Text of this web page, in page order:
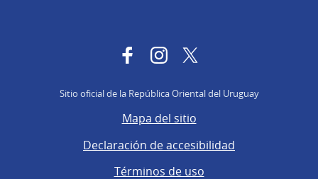
FacebookInstagram
Sitio oficial de la República Oriental del Uruguay
Mapa del sitio
Declaración de accesibilidad
Términos de uso